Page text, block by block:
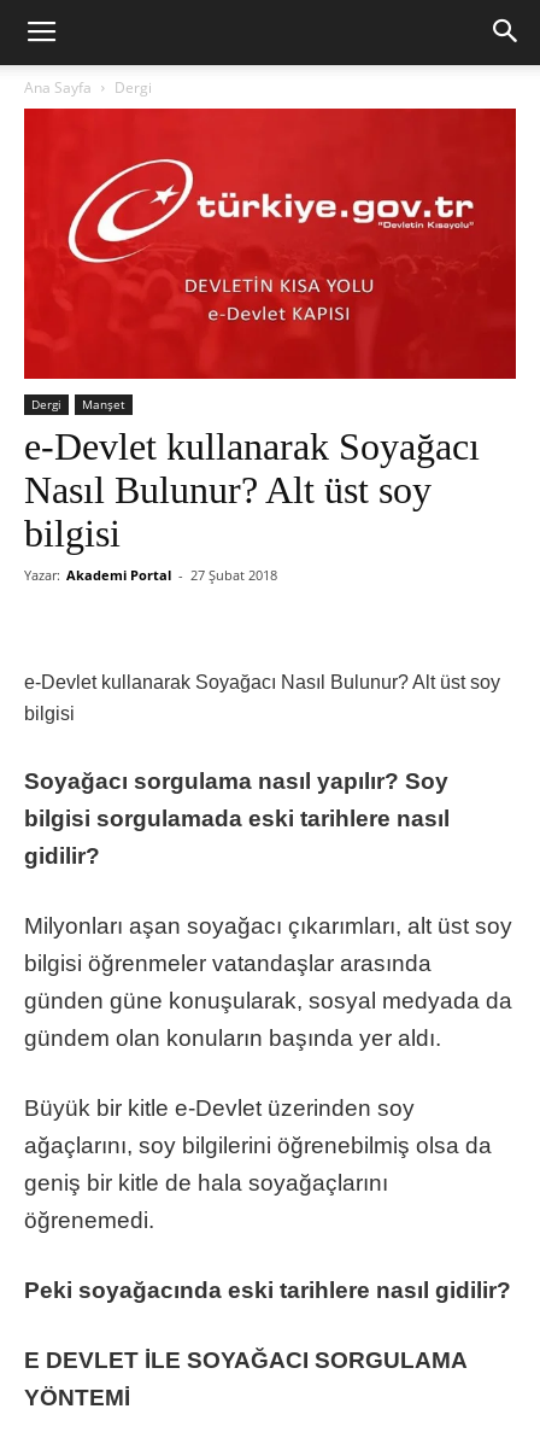
Ana Sayfa Dergi
Dergi Manşet
e-Devlet kullanarak Soyağacı
Nasıl Bulunur? Alt üst soy
bilgisi
Yazar: Akademi Portal - 27 Şubat 2018
e-Devlet kullanarak Soyağacı Nasıl Bulunur? Alt üst soy
bilgisi
Soyağacı sorgulama nasıl yapılır? Soy
bilgisi sorgulamada eski tarihlere nasıl
gidilir?
Milyonları aşan soyağacı çıkarımları, alt üst soy
bilgisi öğrenmeler vatandaşlar arasında
günden güne konuşularak, sosyal medyada da
gündem olan konuların başında yer aldı.
Büyük bir kitle e-Devlet üzerinden soy
ağaçlarını, soy bilgilerini öğrenebilmiş olsa da
geniş bir kitle de hala soyağaçlarını
öğrenemedi.
Peki soyağacında eski tarihlere nasıl gidilir?
E DEVLET İLE SOYAĞACI SORGULAMA
YÖNTEMİ